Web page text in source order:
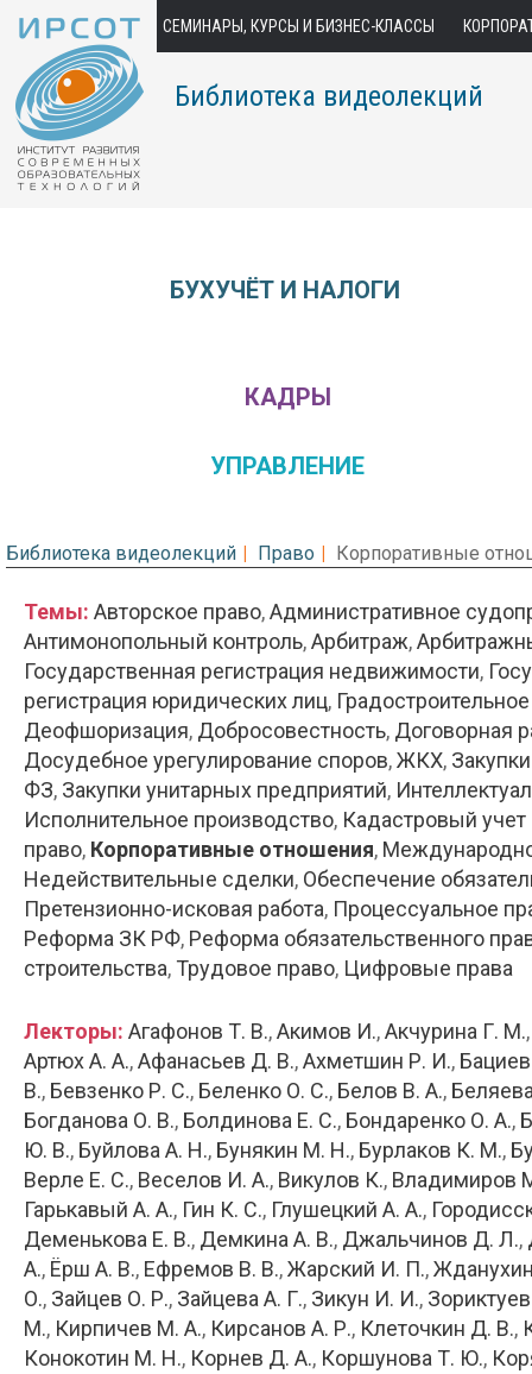
СЕМИНАРЫ, КУРСЫ И БИЗНЕС-КЛАССЫ
Библиотека видеолекций
БУХУЧЁТ И НАЛОГИ
КАДРЫ
УПРАВЛЕНИЕ
Библиотека видеолекций Право Корпоративные
Темы: Авторское право Административное
Антимонопольный контроль Арбитраж
Государственная регистрация недвижимости
регистрация юридических лиц
Деофшоризация Добросовестность Договорная
Досудебное урегулирование споров ЖКХ
ФЗ Закупки унитарных предприятий
Исполнительное производство Кадастровый учет
право Корпоративные отношения
Недействительные сделки Обеспечение
Претензионно-исковая работа Процессуальное
Реформа ЗК РФ Реформа обязательственного
строительства Трудовое право Цифровые права
Лекторы: Агафонов Т. В. Акимов И. Акчурина Г. М.
Артюх А. А. Афанасьев Д. В. Ахметшин Р. И.
В. Бевзенко Р. С. Беленко О. С. Белов В. А.
Богданова О. В. Болдинова Е. С. Бондаренко О. А.
Ю. В. Буйлова А. Н. Бунякин М. Н. Бурлаков К. М.
Верле Е. С. Веселов И. А. Викулов К. Владимиров
Гарькавый А. А. Гин К. С. Глушецкий А. А.
Деменькова Е. В. Демкина А. В. Джальчинов Д. Л.
А. Ёрш А. В. Ефремов В. В. Жарский И. П.
О. Зайцев О. Р. Зайцева А. Г. Зикун И. И.
М. Кирпичев М. А. Кирсанов А. Р. Клеточкин Д. В.
Конокотин М. Н. Корнев Д. А. Коршунова Т. Ю.